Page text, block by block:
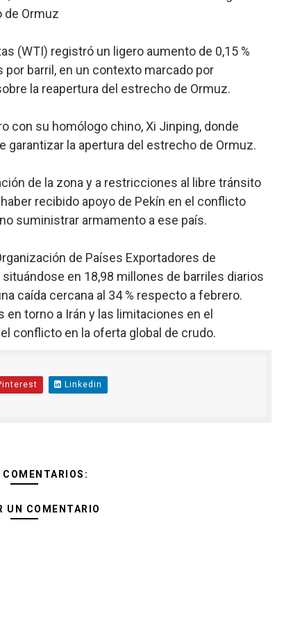
como agentes “Todo el equipo de la DGM debe
Ambiental 2.0”
de la Provincia Santo Domingo Acuerdan
ganadores de Premios Anuales de Literatura 2026 y el
de las Américas se reúnen en República
de Ormuz
(WTI) registró un ligero aumento de 0,15 %
barril, en un contexto marcado por
la reapertura del estrecho de Ormuz.
con su homólogo chino, Xi Jinping, donde
garantizar la apertura del estrecho de Ormuz.
de la zona y a restricciones al libre tránsito
recibido apoyo de Pekín en el conflicto
suministrar armamento a ese país.
de Países Exportadores de
en 18,98 millones de barriles diarios
caída cercana al 34 % respecto a febrero.
torno a Irán y las limitaciones en el
conflicto en la oferta global de crudo.
Linkedin
COMENTARIOS:
UN COMENTARIO